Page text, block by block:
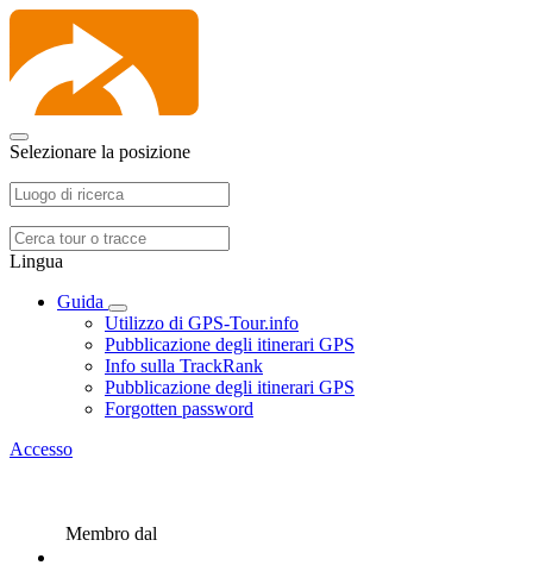
Selezionare la posizione
Lingua
Guida
Utilizzo di GPS-Tour.info
Pubblicazione degli itinerari GPS
Info sulla TrackRank
Pubblicazione degli itinerari GPS
Forgotten password
Accesso
Membro dal